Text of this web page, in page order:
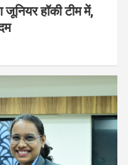
जूनियर हॉकी टीम में,